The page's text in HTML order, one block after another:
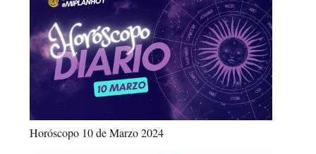
Horóscopo 10 de Marzo 2024